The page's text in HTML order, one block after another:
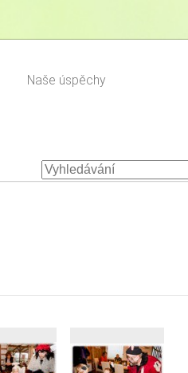
Naše úspěchy